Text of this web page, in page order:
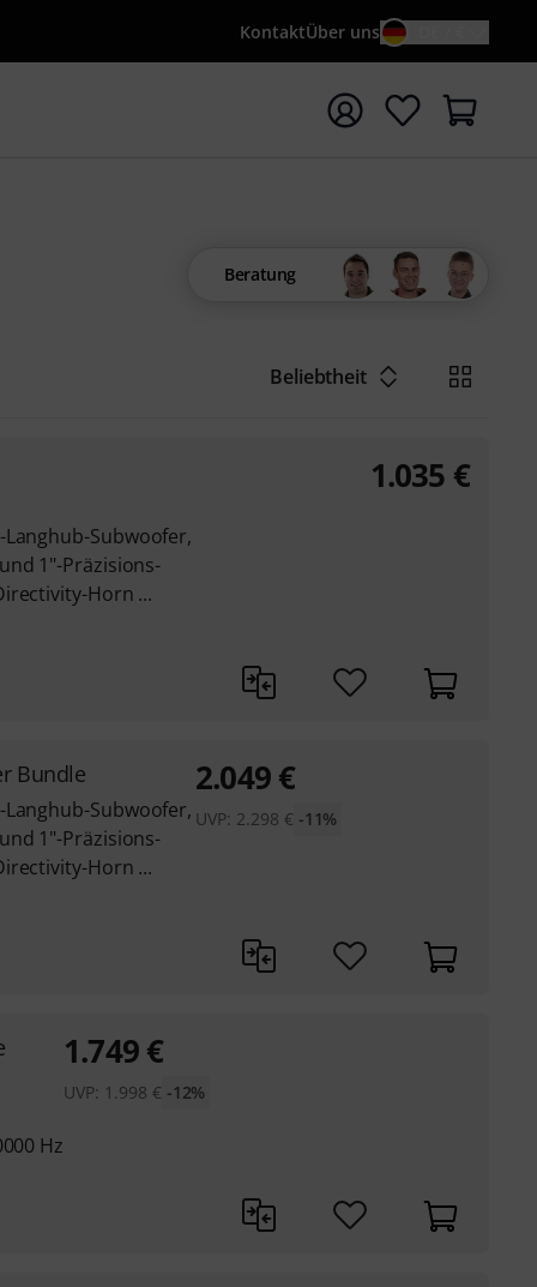
KontaktÜber uns
mit Suchwort {searchTerm} starten
Beratung
Beliebtheit
Subwoofer,
1"-Präzisions-
Horn ...
1.035 €
Bundle
Subwoofer,
1"-Präzisions-
Horn ...
2.049€
UVP: 2.298 € -11%
Hz
1.749€
UVP: 1.998 € -12%